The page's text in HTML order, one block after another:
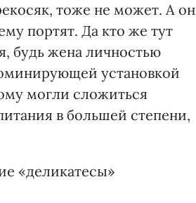
тоже не может. А он
портят. Да кто же тут
будь жена личностью
установкой
могли сложиться
в большей степени,
«деликатесы»